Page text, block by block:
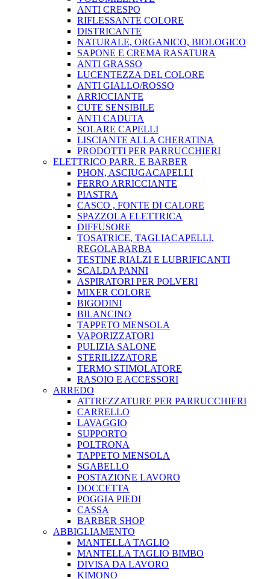
ANTI CRESPO
RIFLESSANTE COLORE
DISTRICANTE
NATURALE, ORGANICO, BIOLOGICO
SAPONE E CREMA RASATURA
ANTI GRASSO
LUCENTEZZA DEL COLORE
ANTI GIALLO/ROSSO
ARRICCIANTE
CUTE SENSIBILE
ANTI CADUTA
SOLARE CAPELLI
LISCIANTE ALLA CHERATINA
PRODOTTI PER PARRUCCHIERI
ELETTRICO PARR. E BARBER
PHON, ASCIUGACAPELLI
FERRO ARRICCIANTE
PIASTRA
CASCO , FONTE DI CALORE
SPAZZOLA ELETTRICA
DIFFUSORE
TOSATRICE, TAGLIACAPELLI,
REGOLABARBA
TESTINE,RIALZI E LUBRIFICANTI
SCALDA PANNI
ASPIRATORI PER POLVERI
MIXER COLORE
BIGODINI
BILANCINO
TAPPETO MENSOLA
VAPORIZZATORI
PULIZIA SALONE
STERILIZZATORE
TERMO STIMOLATORE
RASOIO E ACCESSORI
ARREDO
ATTREZZATURE PER PARRUCCHIERI
CARRELLO
LAVAGGIO
SUPPORTO
POLTRONA
TAPPETO MENSOLA
SGABELLO
POSTAZIONE LAVORO
DOCCETTA
POGGIA PIEDI
CASSA
BARBER SHOP
ABBIGLIAMENTO
MANTELLA TAGLIO
MANTELLA TAGLIO BIMBO
DIVISA DA LAVORO
KIMONO